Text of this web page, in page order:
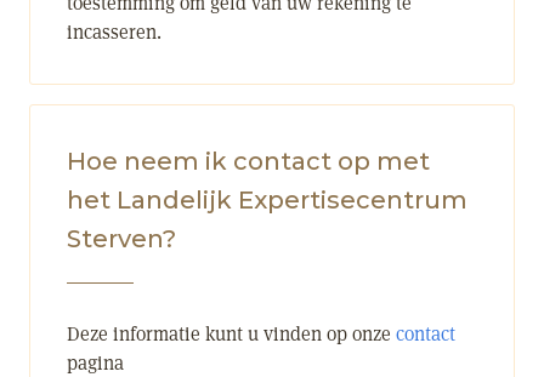
incasseren.
Hoe neem ik contact op met
het Landelijk Expertisecentrum
Sterven?
Deze informatie kunt u vinden op onze contact
pagina